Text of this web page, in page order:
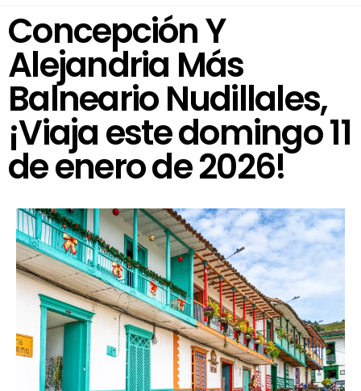
Concepción Y
Alejandria Más
Balneario Nudillales,
¡Viaja este domingo 11
de enero de 2026!